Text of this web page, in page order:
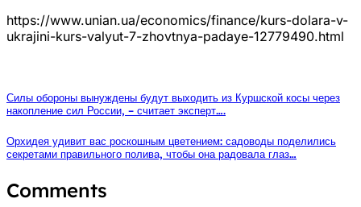
https://www.unian.ua/economics/finance/kurs-dolara-v-
ukrajini-kurs-valyut-7-zhovtnya-padaye-12779490.html
Силы обороны вынуждены будут выходить из Куршской косы через
накопление сил России, – считает эксперт….
Орхидея удивит вас роскошным цветением: садоводы поделились
секретами правильного полива, чтобы она радовала глаз…
Comments